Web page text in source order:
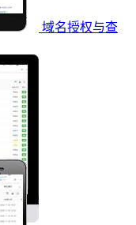
域名授权与查